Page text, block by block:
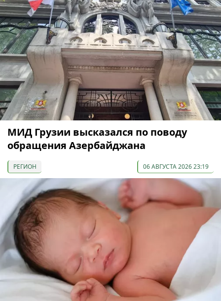
МИД Грузии высказался по поводу
обращения Азербайджана
РЕГИОН 06 АВГУСТА 2026 23:19